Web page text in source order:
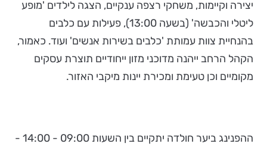
יצירה וקיימות, משחקי רצפה ענקיים, הצגה לילדים 'מופע
ליטלי והכבשה' (בשעה 13:00), פעילות עם כלבים
בהנחיית צוות עמותת 'כלבים בשירות אנשים' ועוד. כאמור,
הקהל הרחב ייהנה מדוכני מזון ייחודיים תוצרת עסקים
מקומיים וכן טעימת ומכירת יינות מיקבי האזור.
ההפנינג ביער חולדה יתקיים בין השעות 09:00 - 14:00 -